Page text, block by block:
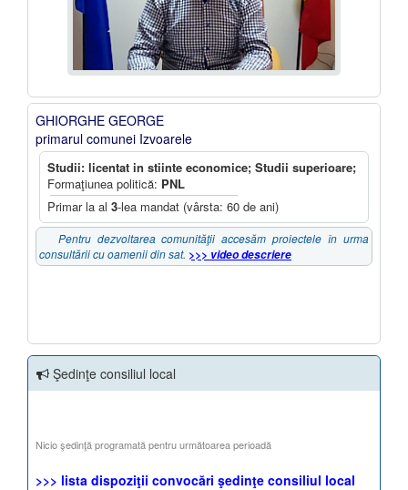
GHIORGHE GEORGE
primarul comunei Izvoarele
Studii: licentat in stiinte economice; Studii superioare;
Formaţiunea politică: PNL
Primar la al 3-lea mandat (vârsta: 60 de ani)
Pentru dezvoltarea comunităţii accesăm proiectele în urma
consultării cu oamenii din sat. >>> video descriere
Şedinţe consiliul local
Nicio şedinţă programată pentru următoarea perioadă
>>> lista dispoziţii convocări şedinţe consiliul local